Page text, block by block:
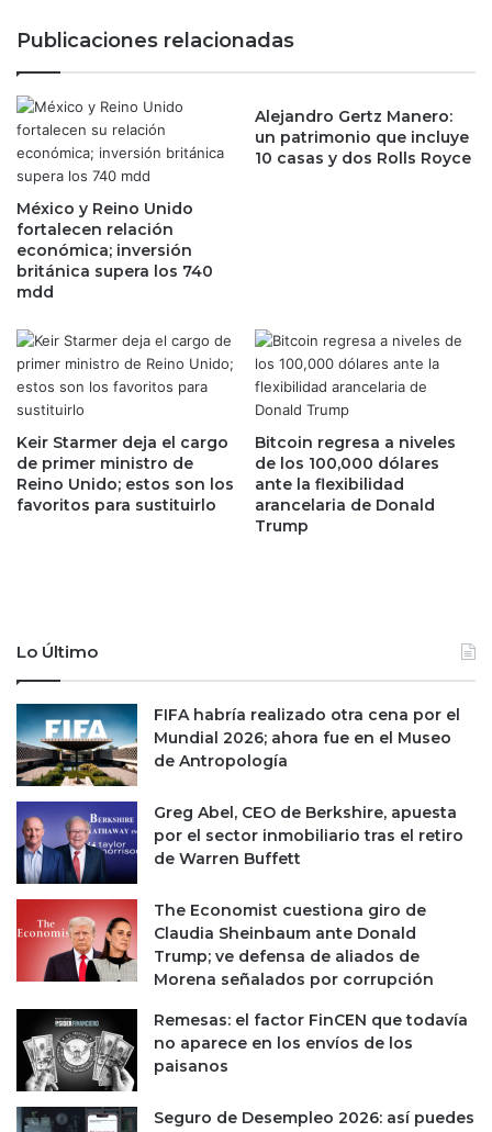
b
r
e
l
a
e
c
o
n
o
m
í
d
e
c
a
e
p
o
r
o
a
l
h
i
o
g
r
o
e
c
o
n
ó
m
i
c
o
e
l
g
o
b
i
e
r
M
e
s
f
i
a
n
c
i
e
Publicaciones relacionadas
México y Reino Unido
fortalecen relación
económica; inversión
británica supera los 740
mdd
Alejandro Gertz Manero:
un patrimonio que incluye
10 casas y dos Rolls Royce
Keir Starmer deja el cargo
de primer ministro de
Reino Unido; estos son los
favoritos para sustituirlo
Bitcoin regresa a niveles
de los 100,000 dólares
ante la flexibilidad
arancelaria de Donald
Trump
Lo Último
FIFA habría realizado otra cena por el
Mundial 2026; ahora fue en el Museo
de Antropología
Greg Abel, CEO de Berkshire, apuesta
por el sector inmobiliario tras el retiro
de Warren Buffett
The Economist cuestiona giro de
Claudia Sheinbaum ante Donald
Trump; ve defensa de aliados de
Morena señalados por corrupción
Remesas: el factor FinCEN que todavía
no aparece en los envíos de los
paisanos
Seguro de Desempleo 2026: así puedes